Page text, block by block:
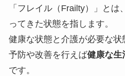
「フレイル（Frailty）」と
ってきた状態を指します。
健康な状態と介護が必要な
予防や改善を行えば健康な生
です。